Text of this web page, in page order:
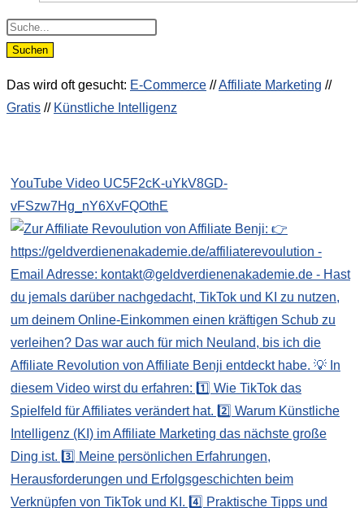
Products
search
Suchen
Das wird oft gesucht: E-Commerce //Affiliate Marketing //
Gratis // Künstliche Intelligenz
YouTube Video UC5F2cK-uYkV8GD-
vFSzw7Hg_nY6XvFQOthE